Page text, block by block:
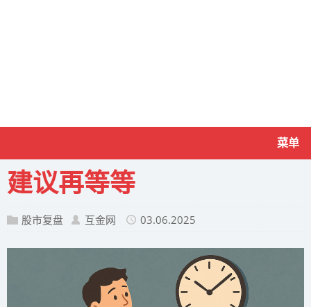
菜单
建议再等等
股市复盘 互金网 03.06.2025